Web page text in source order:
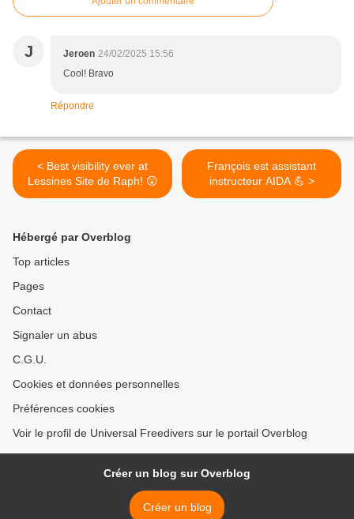
J Jeroen 24/02/2025 15:56
Cool! Bravo
Répondre
< Best visibility ever at
Lessines Site de Raph! 😲
François est assistant
instructeur AIDA 💪 >
Hébergé par Overblog
Top articles
Pages
Contact
Signaler un abus
C.G.U.
Cookies et données personnelles
Préférences cookies
Voir le profil de Universal Freedivers sur le portail Overblog
Créer un blog sur Overblog
Créer un blog